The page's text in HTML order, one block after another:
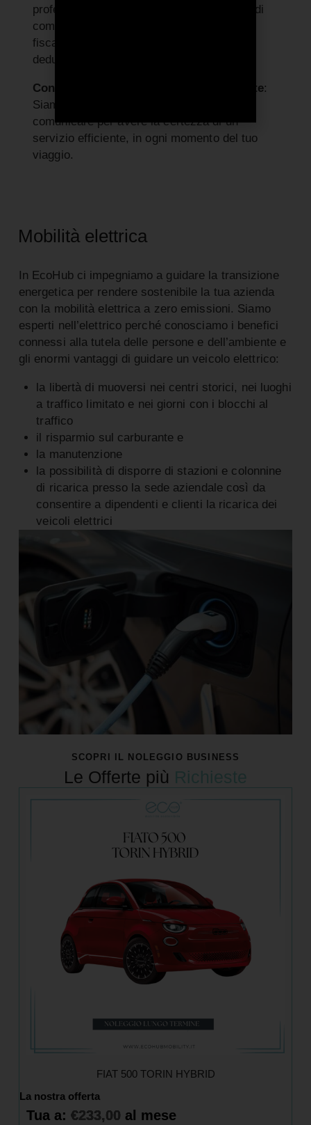
professionista con Partita Iva o un agente di
commercio, hai diritto a delle agevolazioni
fiscali, inclusa la detrazione dell’Iva e la
deduzione delle imposte.
Consulenza dedicata e supporto costante:
Siamo il tuo unico interlocutore con cui
comunicare per avere la certezza di un
servizio efficiente, in ogni momento del tuo
viaggio.
Mobilità elettrica
In EcoHub ci impegniamo a guidare la transizione
energetica per rendere sostenibile la tua azienda
con la mobilità elettrica a zero emissioni. Siamo
esperti nell’elettrico perché conosciamo i benefici
connessi alla tutela delle persone e dell’ambiente e
gli enormi vantaggi di guidare un veicolo elettrico:
la libertà di muoversi nei centri storici, nei luoghi
a traffico limitato e nei giorni con i blocchi al
traffico
il risparmio sul carburante e
la manutenzione
la possibilità di disporre di stazioni e colonnine
di ricarica presso la sede aziendale così da
consentire a dipendenti e clienti la ricarica dei
veicoli elettrici
SCOPRI IL NOLEGGIO BUSINESS
Le Offerte più Richieste
FIAT 500 TORIN HYBRID
La nostra offerta
Tua a: €233,00 al mese